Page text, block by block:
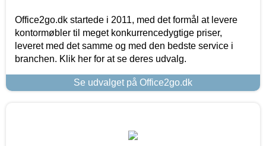
Office2go.dk startede i 2011, med det formål at levere
kontormøbler til meget konkurrencedygtige priser,
leveret med det samme og med den bedste service i
branchen. Klik her for at se deres udvalg.
Se udvalget på Office2go.dk